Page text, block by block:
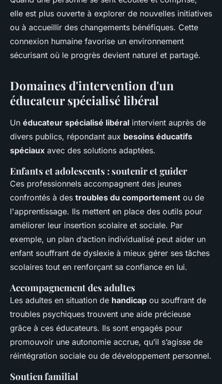
elle est plus ouverte à explorer de nouvelles initiatives
ou à accueillir des changements bénéfiques. Cette
connexion humaine favorise un environnement
sécurisant où le progrès devient naturel et partagé.
Domaines d'intervention d'un
éducateur spécialisé libéral
Un éducateur spécialisé libéral intervient auprès de
divers publics, répondant aux besoins éducatifs
spéciaux avec des solutions adaptées.
Enfants et adolescents : soutenir et guider
Ces professionnels accompagnent des jeunes
confrontés à des troubles du comportement ou de
l'apprentissage. Ils mettent en place des outils pour
améliorer leur insertion scolaire et sociale. Par
exemple, un plan d’action individualisé peut aider un
enfant souffrant de dyslexie à mieux gérer ses tâches
scolaires tout en renforçant sa confiance en lui.
Accompagnement des adultes
Les adultes en situation de handicap ou souffrant de
troubles psychiques trouvent une aide précieuse
grâce à ces éducateurs. Ils sont engagés pour
promouvoir une autonomie accrue, qu’il s’agisse de
réintégration sociale ou de développement personnel.
Soutien familial